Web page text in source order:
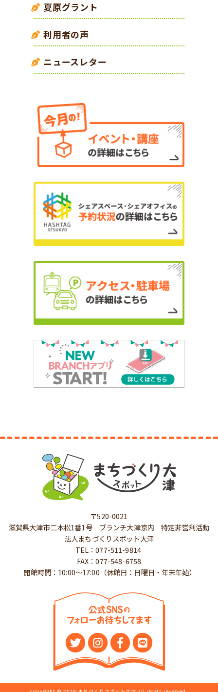
夏原グラント
利用者の声
ニュースレター
〒520-0021
滋賀県大津市二本松1番1号 ブランチ大津京内 特定非営利活動
法人まちづくりスポット大津
TEL：077-511-9814
FAX：077-548-6758
開館時間：10:00～17:00（休館日：日曜日・年末年始）